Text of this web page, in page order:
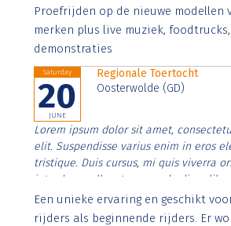
Aenean faucibus nibh et justo cursus
imperdiet. Nunc ut sem vitae risus
Proefrijden op de nieuwe modellen
merken plus live muziek,
demonstraties
Saturday
20
JUNE
Regionale Toertocht
Oosterwolde (GD)
Lorem ipsum dolor sit amet,
elit. Suspendisse varius enim in eros
tristique. Duis cursus, mi quis viverra
interdum nulla, ut commodo diam
Aenean faucibus nibh et justo cursus
imperdiet. Nunc ut sem vitae risus
Een unieke ervaring en geschikt
rijders als beginnende rijders. Er